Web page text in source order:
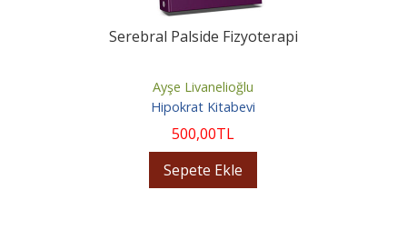
Serebral Palside Fizyoterapi
Ayşe Livanelioğlu
Hipokrat Kitabevi
500,00TL
Sepete Ekle